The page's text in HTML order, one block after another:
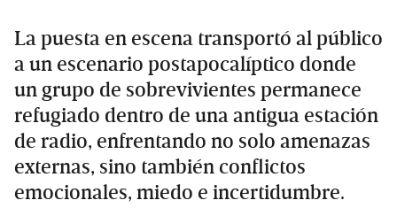
La puesta en escena transportó al público
a un escenario postapocalíptico donde
un grupo de sobrevivientes permanece
refugiado dentro de una antigua estación
de radio, enfrentando no solo amenazas
externas, sino también conflictos
emocionales, miedo e incertidumbre.